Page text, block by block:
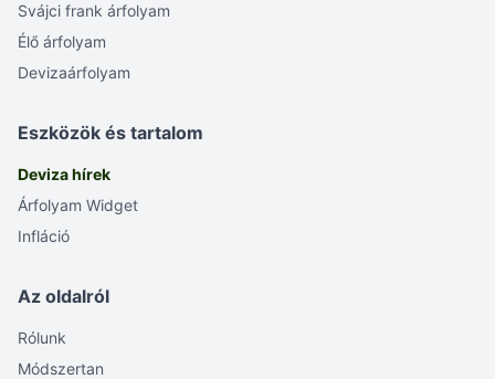
Svájci frank árfolyam
Élő árfolyam
Devizaárfolyam
Eszközök és tartalom
Deviza hírek
Árfolyam Widget
Infláció
Az oldalról
Rólunk
Módszertan